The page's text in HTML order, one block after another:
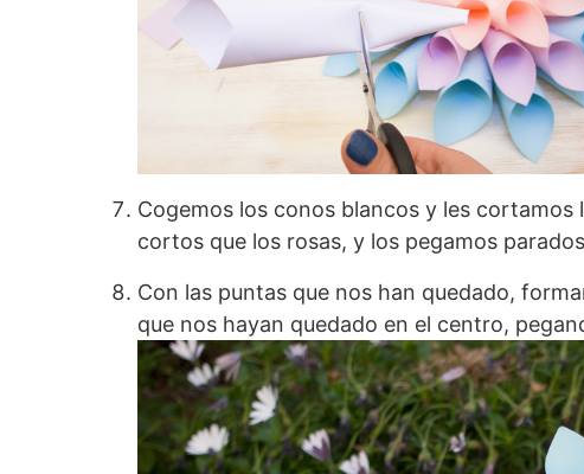
Cogemos los conos blancos y les cortamos
cortos que los rosas, y los pegamos
Con las puntas que nos han quedado,
que nos hayan quedado en el centro,